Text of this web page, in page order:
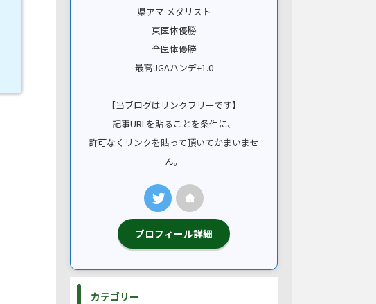
県アマ メダリスト
東医体優勝
全医体優勝
最高JGAハンデ+1.0
【当ブログはリンクフリーです】
記事URLを貼ることを条件に、
許可なくリンクを貼って頂いてかまいませ
ん。
プロフィール詳細
カテゴリー